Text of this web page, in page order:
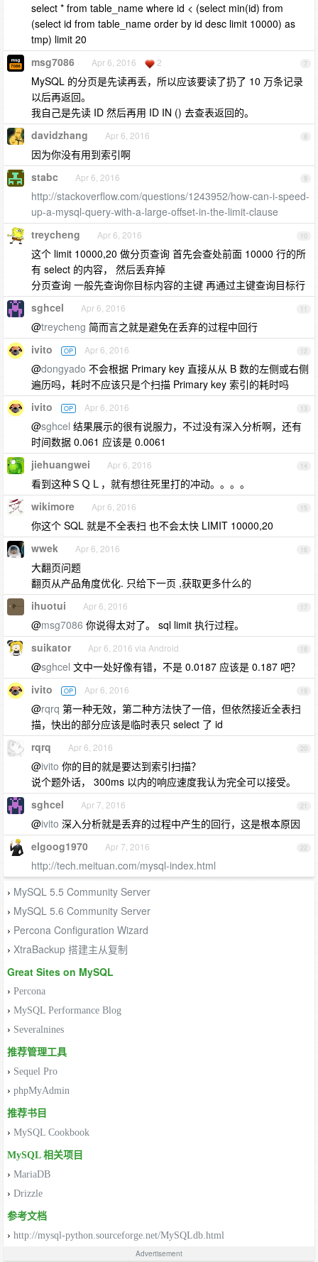
select * from table_name where id < (select min(id) from
(select id from table_name order by id desc limit 10000) as
tmp) limit 20
7
msg7086 Apr 6, 2016 2
MySQL 的分页是先读再丢，所以应该要读了扔了 10 万条记录
以后再返回。
我自己是先读 ID 然后再用 ID IN () 去查表返回的。
8
davidzhang Apr 6, 2016
因为你没有用到索引啊
9
stabc Apr 6, 2016
http://stackoverflow.com/questions/1243952/how-can-i-speed-
up-a-mysql-query-with-a-large-offset-in-the-limit-clause
10
treycheng Apr 6, 2016
这个 limit 10000,20 做分页查询 首先会查处前面 10000 行的所
有 select 的内容， 然后丢弃掉
分页查询 一般先查询你目标内容的主键 再通过主键查询目标行
11
sghcel Apr 6, 2016
@treycheng 简而言之就是避免在丢弃的过程中回行
12
ivito OP Apr 6, 2016
@dongyado 不会根据 Primary key 直接从从 B 数的左侧或右侧
遍历吗，耗时不应该只是个扫描 Primary key 索引的耗时吗
13
ivito OP Apr 6, 2016
@sghcel 结果展示的很有说服力，不过没有深入分析啊，还有
时间数据 0.061 应该是 0.0061
14
jiehuangwei Apr 6, 2016
看到这种ＳＱＬ，就有想往死里打的冲动。。。。
15
wikimore Apr 6, 2016
你这个 SQL 就是不全表扫 也不会太快 LIMIT 10000,20
16
wwek Apr 6, 2016
大翻页问题
翻页从产品角度优化. 只给下一页 ,获取更多什么的
17
ihuotui Apr 6, 2016
@msg7086 你说得太对了。 sql limit 执行过程。
18
suikator Apr 6, 2016 via Android
@sghcel 文中一处好像有错，不是 0.0187 应该是 0.187 吧？
19
ivito OP Apr 6, 2016
@rqrq 第一种无效，第二种方法快了一倍，但依然接近全表扫
描，快出的部分应该是临时表只 select 了 id
20
rqrq Apr 6, 2016
@ivito 你的目的就是要达到索引扫描？
说个题外话， 300ms 以内的响应速度我认为完全可以接受。
21
sghcel Apr 7, 2016
@ivito 深入分析就是丢弃的过程中产生的回行，这是根本原因
22
elgoog1970 Apr 7, 2016
http://tech.meituan.com/mysql-index.html
› MySQL 5.5 Community Server
› MySQL 5.6 Community Server
› Percona Configuration Wizard
› XtraBackup 搭建主从复制
Great Sites on MySQL
› Percona
› MySQL Performance Blog
› Severalnines
推荐管理工具
› Sequel Pro
› phpMyAdmin
推荐书目
› MySQL Cookbook
MySQL 相关项目
› MariaDB
› Drizzle
参考文档
› http://mysql-python.sourceforge.net/MySQLdb.html
Advertisement